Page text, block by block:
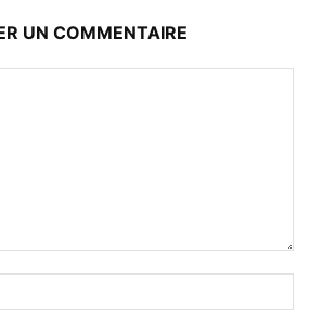
UN COMMENTAIRE